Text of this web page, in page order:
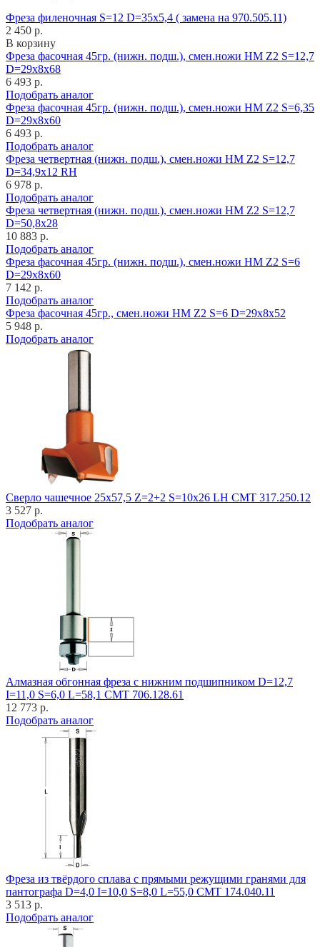
Фреза филеночная S=12 D=35x5,4 ( замена на 970.505.11)
2 450 р.
В корзину
Фреза фасочная 45гр. (нижн. подш.), смен.ножи HM Z2 S=12,7
D=29x8x68
6 493 р.
Подобрать аналог
Фреза фасочная 45гр. (нижн. подш.), смен.ножи HM Z2 S=6,35
D=29x8x60
6 493 р.
Подобрать аналог
Фреза четвертная (нижн. подш.), смен.ножи HM Z2 S=12,7
D=34,9x12 RH
6 978 р.
Подобрать аналог
Фреза четвертная (нижн. подш.), смен.ножи HM Z2 S=12,7
D=50,8x28
10 883 р.
Подобрать аналог
Фреза фасочная 45гр. (нижн. подш.), смен.ножи HM Z2 S=6
D=29x8x60
7 142 р.
Подобрать аналог
Фреза фасочная 45гр., смен.ножи HM Z2 S=6 D=29x8x52
5 948 р.
Подобрать аналог
Cверло чашечное 25x57,5 Z=2+2 S=10x26 LH CMT 317.250.12
3 527 р.
Подобрать аналог
Алмазная обгонная фреза с нижним подшипником D=12,7
I=11,0 S=6,0 L=58,1 CMT 706.128.61
12 773 р.
Подобрать аналог
Фреза из твёрдого сплава с прямыми режущими гранями для
пантографа D=4,0 I=10,0 S=8,0 L=55,0 CMT 174.040.11
3 513 р.
Подобрать аналог